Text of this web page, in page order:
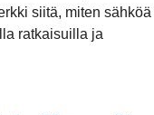
siitä, miten sähköä
ratkaisuilla ja